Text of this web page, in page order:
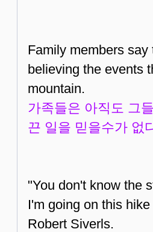
Family members
believing the events
mountain.
가족들은 아직도 그
끈 일을 믿을수가 없
"You don't know the
I'm going on this
Robert Siverls.